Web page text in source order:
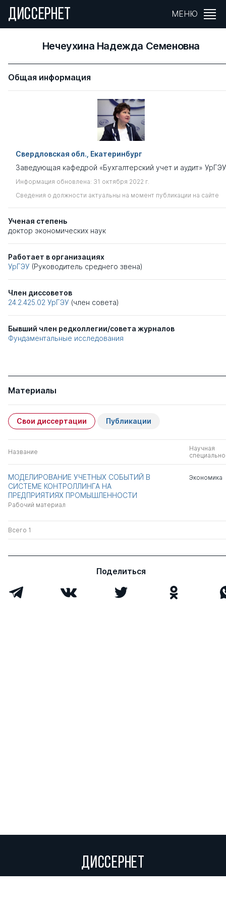
ДИССЕРНЕТ МЕНЮ
Нечеухина Надежда Семеновна
Общая информация
Свердловская обл., Екатеринбург
Заведующая кафедрой «Бухгалтерский учет и аудит» УрГЭУ
Информация обновлена: 31 октября 2022 г.
Сведения о должности актуальны на момент публикации на сайте
Ученая степень
доктор экономических наук
Работает в организациях
УрГЭУ (Руководитель среднего звена)
Член диссоветов
24.2.425.02 УрГЭУ (член совета)
Бывший член редколлегии/совета журналов
Фундаментальные исследования
Материалы
Свои диссертации Публикации
Название
Научная
МОДЕЛИРОВАНИЕ УЧЕТНЫХ СОБЫТИЙ В
СИСТЕМЕ КОНТРОЛЛИНГА НА
ПРЕДПРИЯТИЯХ ПРОМЫШЛЕННОСТИ
Рабочий материал
Экономика
Всего 1
Поделиться
ДИССЕРНЕТ